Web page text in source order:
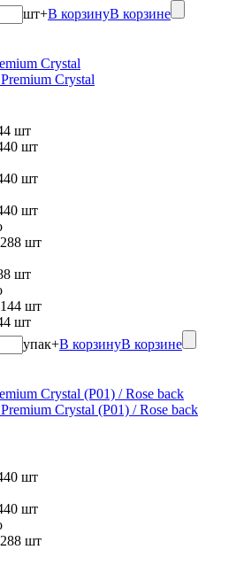
шт+В корзинуВ корзине
Crystal
шт
шт
шт
шт
шт
шт
шт
шт
упак+В корзинуВ корзине
Crystal (P01) / Rose back
шт
шт
шт